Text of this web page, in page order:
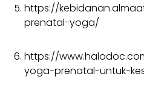
https://
prenatal-yoga/
https://
yoga-prenatal-untuk-